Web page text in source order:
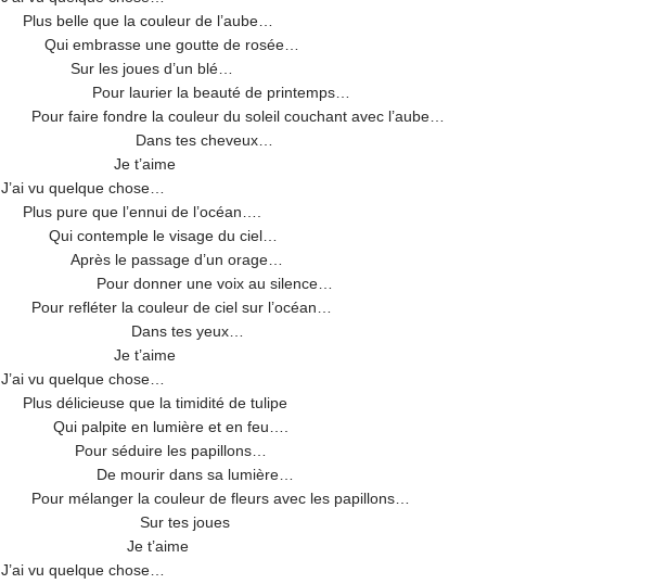
Plus belle que la couleur de l’aube…
Qui embrasse une goutte de rosée…
Sur les joues d’un blé…
Pour laurier la beauté de printemps…
Pour faire fondre la couleur du soleil couchant avec l’aube…
Dans tes cheveux…
Je t’aime
J’ai vu quelque chose…
Plus pure que l’ennui de l’océan….
Qui contemple le visage du ciel…
Après le passage d’un orage…
Pour donner une voix au silence…
Pour refléter la couleur de ciel sur l’océan…
Dans tes yeux…
Je t’aime
J’ai vu quelque chose…
Plus délicieuse que la timidité de tulipe
Qui palpite en lumière et en feu….
Pour séduire les papillons…
De mourir dans sa lumière…
Pour mélanger la couleur de fleurs avec les papillons…
Sur tes joues
Je t’aime
J’ai vu quelque chose…